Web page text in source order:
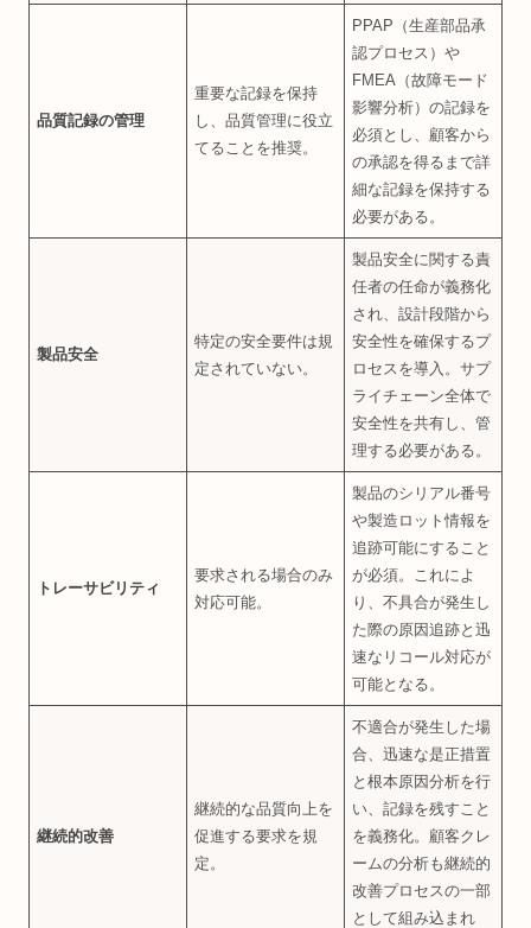
品質記録の管理
重要な記録を保持
し、品質管理に役立
てることを推奨。
PPAP（生産部品承
認プロセス）や
FMEA（故障モード
影響分析）の記録を
必須とし、顧客から
の承認を得るまで詳
細な記録を保持する
必要がある。
製品安全
特定の安全要件は規
定されていない。
製品安全に関する責
任者の任命が義務化
され、設計段階から
安全性を確保するプ
ロセスを導入。サプ
ライチェーン全体で
安全性を共有し、管
理する必要がある。
トレーサビリティ
要求される場合のみ
対応可能。
製品のシリアル番号
や製造ロット情報を
追跡可能にすること
が必須。これによ
り、不具合が発生し
た際の原因追跡と迅
速なリコール対応が
可能となる。
継続的改善
継続的な品質向上を
促進する要求を規
定。
不適合が発生した場
合、迅速な是正措置
と根本原因分析を行
い、記録を残すこと
を義務化。顧客クレ
ームの分析も継続的
改善プロセスの一部
として組み込まれ